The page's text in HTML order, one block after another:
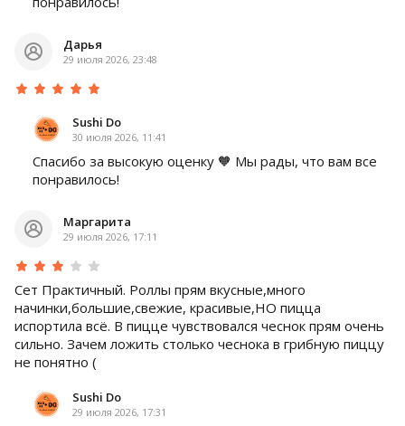
Дарья
29 июля 2026, 23:48
Sushi Do
30 июля 2026, 11:41
Спасибо за высокую оценку 🧡 Мы рады, что вам все
понравилось!
Маргарита
29 июля 2026, 17:11
Сет Практичный. Роллы прям вкусные,много
начинки,большие,свежие, красивые,НО пицца
испортила всё. В пицце чувствовался чеснок прям очень
сильно. Зачем ложить столько чеснока в грибную пиццу
не понятно (
Sushi Do
29 июля 2026, 17:31